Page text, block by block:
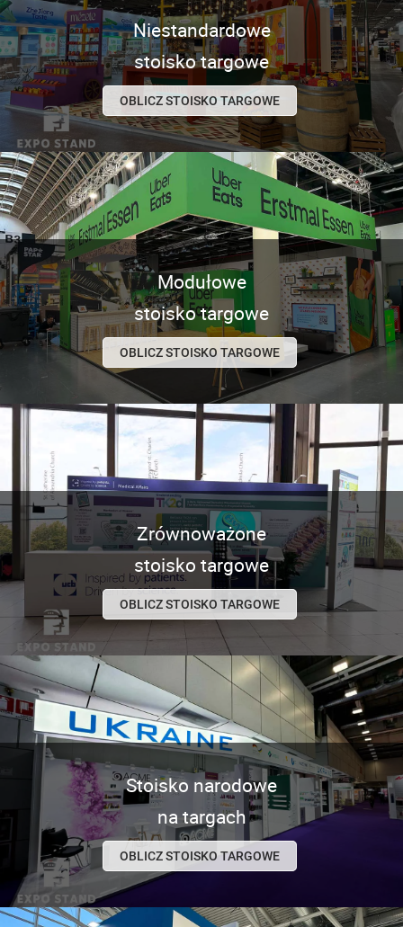
Niestandardowe
stoisko targowe
OBLICZ STOISKO TARGOWE
Modułowe
stoisko targowe
OBLICZ STOISKO TARGOWE
Zrównoważone
stoisko targowe
OBLICZ STOISKO TARGOWE
Stoisko narodowe
na targach
OBLICZ STOISKO TARGOWE